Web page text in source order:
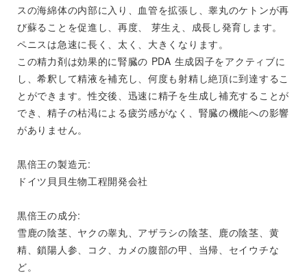
スの海綿体の内部に入り、血管を拡張し、睾丸のケトンが再
び蘇ることを促進し、再度、 芽生え、成長し発育します。
ペニスは急速に長く、太く、大きくなります。
この精力剤は効果的に腎臓の PDA 生成因子をアクティブに
し、希釈して精液を補充し、何度も射精し絶頂に到達するこ
とができます。性交後、迅速に精子を生成し補充することが
でき、精子の枯渇による疲労感がなく、腎臓の機能への影響
がありません。
黒倍王の製造元:
ドイツ貝貝生物工程開発会社
黒倍王の成分:
雪鹿の陰茎、ヤクの睾丸、アザラシの陰茎、鹿の陰茎、黄
精、鎖陽人参、コク、カメの腹部の甲、当帰、セイウチな
ど。